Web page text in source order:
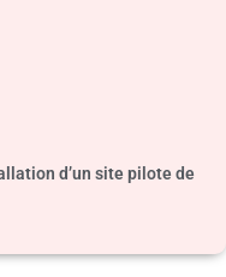
d’un site pilote de